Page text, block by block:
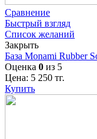
Сравнение
Быстрый взгляд
Список желаний
Закрыть
База Monami Rubber
Оценка 0 из 5
Цена: 5 250 тг.
Купить